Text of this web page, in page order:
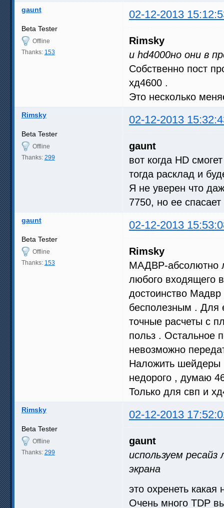
gaunt 02-12-2013
Beta Tester
Offline
Thanks: 153
Rimsky
и hd4000но они в
Собственно пост
хд4600 .
Это несколько
Rimsky 02-12-2013
Beta Tester
Offline
Thanks: 299
gaunt
вот когда HD
тогда расклад и
Я не уверен что
7750, но ее
gaunt 02-12-2013
Beta Tester
Offline
Thanks: 153
Rimsky
МАДВР-абсолютно
любого входящего
достоинство Мадвр
бесполезным . Для
точные расчеты с
польз . Остальное
невозможно
Наложить шейдеры
недорого , думаю
Только для свп и
Rimsky 02-12-2013
Beta Tester
Offline
Thanks: 299
gaunt
используем
экрана
это охренеть какая
Очень много TDP